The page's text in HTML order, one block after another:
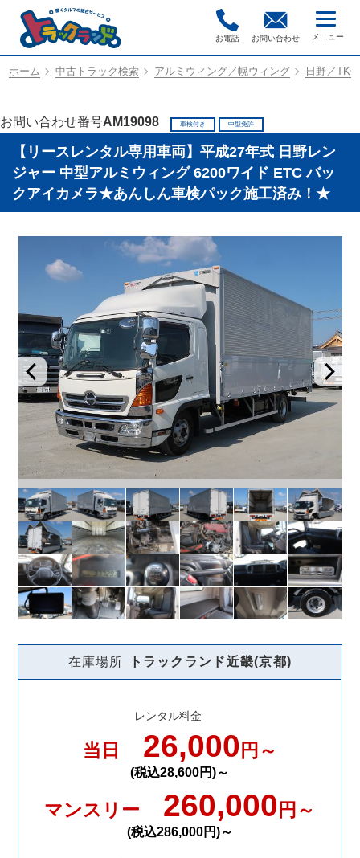
お電話 お問い合わせ
ホーム 中古トラック検索 アルミウィング／幌ウィング 日野／
お問い合わせ番号AM19098 車検付き 中型免許
【リースレンタル専用車両】平成27年式 日野レン
ジャー 中型アルミウィング 6200ワイド ETC バッ
クアイカメラ★あんしん車検パック施工済み！★
在庫場所 トラックランド近畿(京都)
レンタル料金
当日 26,000 円～
(税込28,600円)～
マンスリー 260,000 円～
(税込286,000円)～